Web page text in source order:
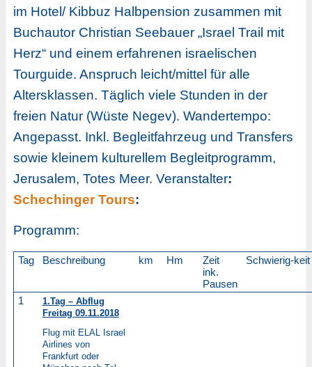
im Hotel/ Kibbuz Halbpension zusammen mit
Buchautor Christian Seebauer „Israel Trail mit
Herz“ und einem erfahrenen israelischen
Tourguide. Anspruch leicht/mittel für alle
Altersklassen. Täglich viele Stunden in der
freien Natur (Wüste Negev). Wandertempo:
Angepasst. Inkl. Begleitfahrzeug und Transfers
sowie kleinem kulturellem Begleitprogramm,
Jerusalem, Totes Meer. Veranstalter:
Schechinger Tours:
Programm:
Tag Beschreibung km Hm
Zeit
ink.
Pausen
Schwierig-keit
1
1.Tag – Abflug
Freitag 09.11.2018
Flug mit ELAL Israel
Airlines von
Frankfurt oder